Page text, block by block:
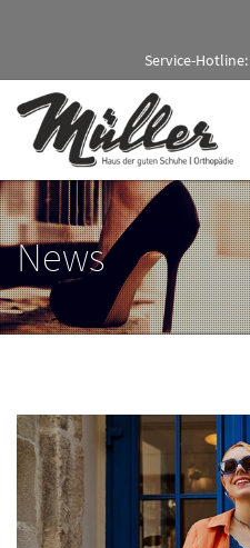
Service-Hotline:
News